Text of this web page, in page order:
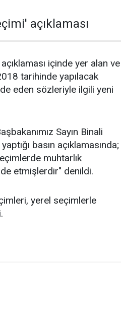
açıklaması
içinde yer alan ve
tarihinde yapılacak
eden sözleriyle ilgili yeni
Sayın Binali
basın açıklamasında;
muhtarlık
etmişlerdir" denildi.
yerel seçimlerle